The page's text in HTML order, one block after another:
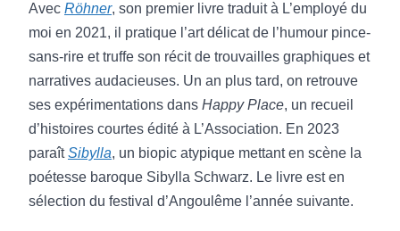
« Le livre fonctionne globalement comme une
BD mentale. Les cases reflètent les états
émotionnels des personnages qui évoluent
parfois dans des univers sans décors,
comme coupé du monde. Le trait se fait alors
plus fin tendant vers une épure des plus
esthétiques. » Anoeta,Zoo Le Mag
Avec Röhner, son premier livre traduit à L’employé du
moi en 2021, il pratique l’art délicat de l’humour pince-
sans-rire et truffe son récit de trouvailles graphiques et
narratives audacieuses. Un an plus tard, on retrouve
ses expérimentations dans Happy Place, un recueil
d’histoires courtes édité à L’Association. En 2023
paraîtSibylla, un biopic atypique mettant en scène la
poétesse baroque Sibylla Schwarz. Le livre est en
sélection du festival d’Angoulême l’année suivante.